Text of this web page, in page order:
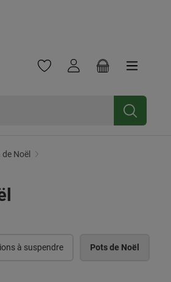
Vous avez 0 articles dans votre
Le panier
Noël
à suspendre Pots de Noël